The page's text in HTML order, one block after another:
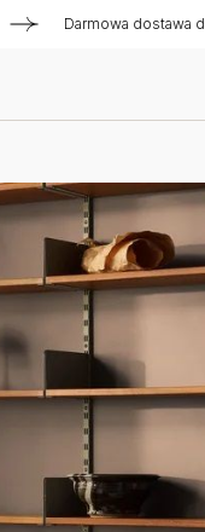
Darmowa dostawa dla